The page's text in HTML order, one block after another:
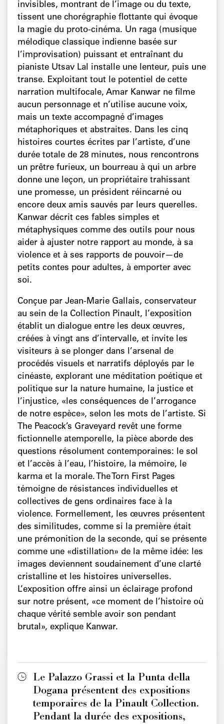
invisibles, montrant de l’image ou du texte,
tissent une chorégraphie flottante qui évoque
la magie du proto-cinéma. Un raga (musique
mélodique classique indienne basée sur
l’improvisation) puissant et entraînant du
pianiste Utsav Lal installe une lenteur, puis une
transe. Exploitant tout le potentiel de cette
narration multifocale, Amar Kanwar ne filme
aucun personnage et n’utilise aucune voix,
mais un texte accompagné d’images
métaphoriques et abstraites. Dans les cinq
histoires courtes écrites par l’artiste, d’une
durée totale de 28 minutes, nous rencontrons
un prêtre furieux, un bourreau à qui un arbre
donne une leçon, un propriétaire trahissant
une promesse, un président réincarné ou
encore deux amis sauvés par leurs querelles.
Kanwar décrit ces fables simples et
métaphysiques comme des outils pour nous
aider à ajuster notre rapport au monde, à sa
violence et à ses rapports de pouvoir—de
petits contes pour adultes, à emporter avec
soi.
Conçue par Jean-Marie Gallais, conservateur
au sein de la Collection Pinault, l’exposition
établit un dialogue entre les deux œuvres,
créées à vingt ans d’intervalle, et invite les
visiteurs à se plonger dans l’arsenal de
procédés visuels et narratifs déployés par le
cinéaste, explorant une méditation poétique et
politique sur la nature humaine, la justice et
l’injustice, «les conséquences de l’arrogance
de notre espèce», selon les mots de l’artiste. Si
The Peacock’s Graveyard revêt une forme
fictionnelle atemporelle, la pièce aborde des
questions résolument contemporaines: le sol
et l’accès à l’eau, l’histoire, la mémoire, le
karma et la morale. The Torn First Pages
témoigne de résistances individuelles et
collectives de gens ordinaires face à la
violence. Formellement, les œuvres présentent
des similitudes, comme si la première était
une prémonition de la seconde, qui se présente
comme une «distillation» de la même idée: les
images deviennent soudainement d’une clarté
cristalline et les histoires universelles.
L’exposition offre ainsi un éclairage profond
sur notre présent, «ce moment de l’histoire où
chaque vérité semble avoir son pendant
brutal», explique Kanwar.
Le Palazzo Grassi et la Punta della
Dogana présentent des expositions
temporaires de la Pinault Collection.
Pendant la durée des expositions,